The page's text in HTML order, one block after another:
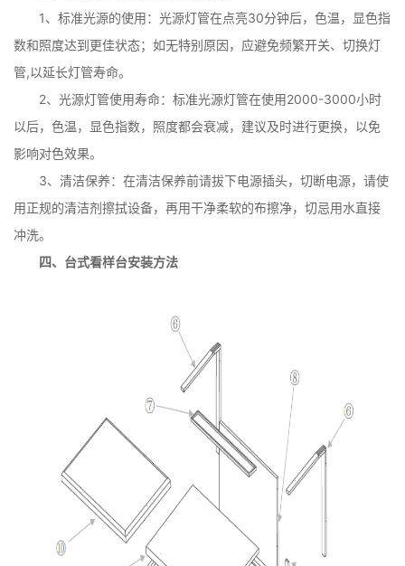
1、标准光源的使用：光源灯管在点亮30分钟后，色温，显色指
数和照度达到更佳状态；如无特别原因，应避免频繁开关、切换灯
管,以延长灯管寿命。
2、光源灯管使用寿命：标准光源灯管在使用2000-3000小时
以后，色温，显色指数，照度都会衰减，建议及时进行更换，以免
影响对色效果。
3、清洁保养：在清洁保养前请拔下电源插头，切断电源，请使
用正规的清洁剂擦拭设备，再用干净柔软的布擦净，切忌用水直接
冲洗。
四、台式看样台安装方法